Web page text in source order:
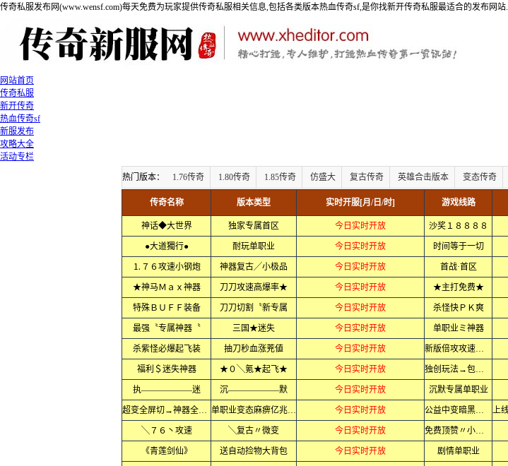
传奇私服发布网(www.wensf.com)每天免费为玩家提供传奇私服相关信息,包括各类版本热血传奇sf,是你找新开传奇私服最适合的发布网站.
网站首页
传奇私服
新开传奇
热血传奇sf
新服发布
攻略大全
活动专栏
热门版本： 1.76传奇 1.80传奇 1.85传奇 仿盛大 复古传奇 英雄合击版本 变态传奇
传奇名称 版本类型 实时开服[月/日/时] 游戏线路
神话◆大世界 独家专属首区 今日实时开放 沙奖１８８８８
●大道獨行● 耐玩单职业 今日实时开放 时间等于一切
⒈７６攻速小钢炮 神器复古╱小极品 今日实时开放 首战·首区
★神马Ｍａｘ神器 刀刀攻速高爆率★ 今日实时开放 ★主打免费★
特殊ＢＵＦＦ装备 刀刀切割〝新专属 今日实时开放 杀怪快ＰＫ爽
最强〝专属神器〝 三国★迷失 今日实时开放 单职业ミ神器
杀紫怪必爆起飞装 抽刀秒血涨茺値 今日实时开放 新版倍攻攻速赞助
福利＄迷失神器 ★０╲氪★起飞★ 今日实时开放 独创玩法→包追夢
执——————迷 沉——————默 今日实时开放 沉默专属单职业
超变全屏切→神器全屏乱炸 单职业变态麻痹亿兆爆率 今日实时开放 公益中变暗黑忘忧
╲７６丶攻速 ╲复古〃微变 今日实时开放 免费顶赞〃小极品
《青莲剑仙》 送自动捡物大背包 今日实时开放 剧情单职业